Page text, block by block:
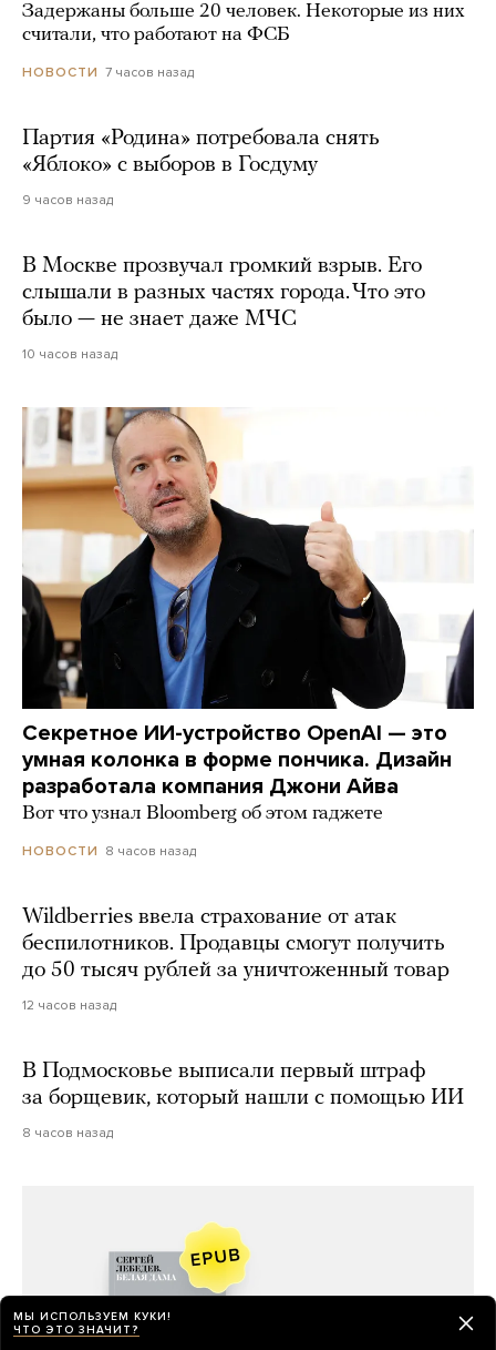
Задержаны больше 20 человек. Некоторые из них
считали, что работают на ФСБ
НОВОСТИ 7 часов назад
Партия «Родина» потребовала снять
«Яблоко» с выборов в Госдуму
9 часов назад
В Москве прозвучал громкий взрыв. Его
слышали в разных частях города. Что это
было — не знает даже МЧС
10 часов назад
Секретное ИИ-устройство OpenAI — это
умная колонка в форме пончика. Дизайн
разработала компания Джони Айва
Вот что узнал Bloomberg об этом гаджете
НОВОСТИ 8 часов назад
Wildberries ввела страхование от атак
беспилотников. Продавцы смогут получить
до 50 тысяч рублей за уничтоженный товар
12 часов назад
В Подмосковье выписали первый штраф
за борщевик, который нашли с помощью ИИ
8 часов назад
МЫ ИСПОЛЬЗУЕМ КУКИ!
ЧТО ЭТО ЗНАЧИТ?